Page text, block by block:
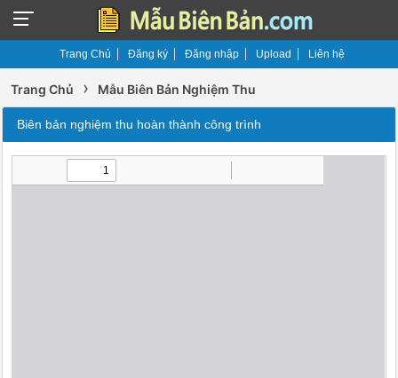
Trang Chủ Đăng ký Đăng nhập Upload Liên hệ
Trang Chủ › Mẫu Biên Bản Nghiệm Thu
Biên bản nghiệm thu hoàn thành công trình